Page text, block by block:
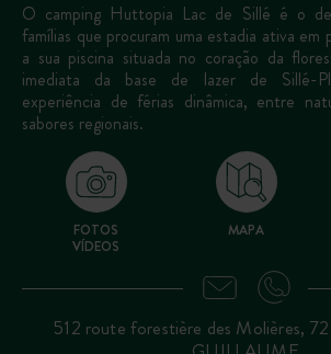
O camping Huttopia Lac de Sillé é o
famílias que procuram uma estadia ativa em
a sua piscina situada no coração da
imediata da base de lazer de Sillé-
experiência de férias dinâmica, entre
sabores regionais.
FOTOS
VÍDEOS
MAPA
512 route forestière des Molières,